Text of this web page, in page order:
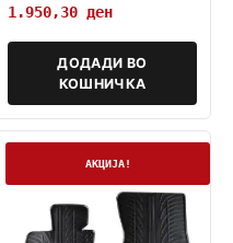
1.950,30 ден
ДОДАДИ ВО
КОШНИЧКА
АКЦИЈА!